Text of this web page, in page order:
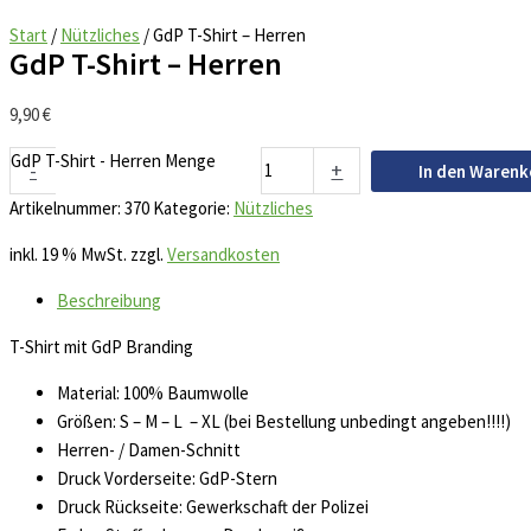
Start / Nützliches / GdP T-Shirt – Herren
GdP T-Shirt – Herren
9,90€
-
GdP T-Shirt - Herren Menge +
In den
Artikelnummer: 370 Kategorie: Nützliches
inkl. 19 % MwSt. zzgl. Versandkosten
Beschreibung
T-Shirt mit GdP Branding
Material: 100% Baumwolle
Größen: S – M – L – XL (bei Bestellung unbedingt angeben!!!!)
Herren- / Damen-Schnitt
Druck Vorderseite: GdP-Stern
Druck Rückseite: Gewerkschaft der Polizei